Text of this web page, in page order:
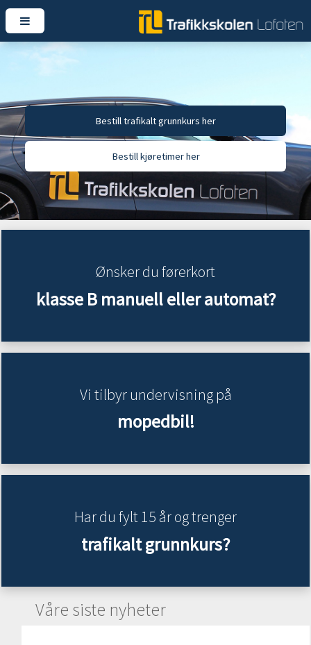
Bestill trafikalt grunnkurs her
Bestill kjøretimer her
Ønsker du førerkort
klasse B manuell eller automat?
Vi tilbyr undervisning på
mopedbil!
Har du fylt 15 år og trenger
trafikalt grunnkurs?
Våre siste nyheter